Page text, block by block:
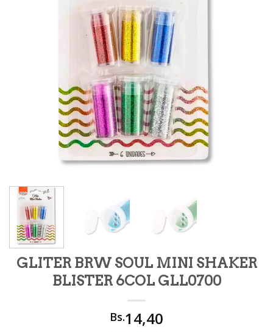
GLITER BRW SOUL MINI SHAKER
BLISTER 6COL GLL0700
Bs.14,40